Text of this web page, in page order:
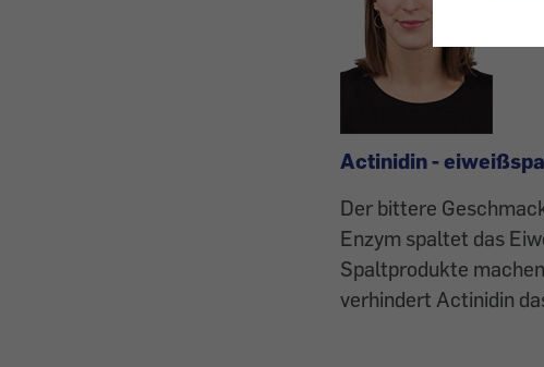
Actinidin -
Der bittere
Enzym spaltet das
Spaltprodukte
verhindert Actinidin